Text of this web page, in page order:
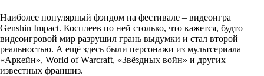
Наиболее популярный фэндом на фестивале – видеоигра
Genshin Impact. Косплеев по ней столько, что кажется, будто
видеоигровой мир разрушил грань выдумки и стал второй
реальностью. А ещё здесь были персонажи из мультсериала
«Аркейн», World of Warcraft, «Звёздных войн» и других
известных франшиз.